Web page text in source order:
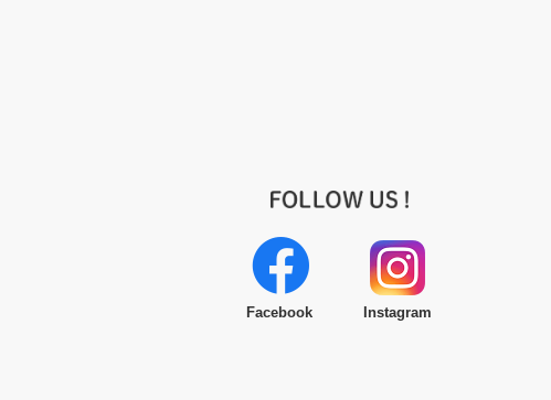
Facebook Instagram